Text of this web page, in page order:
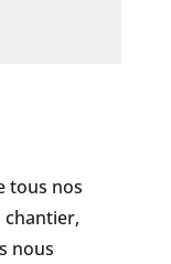
tous nos
chantier,
nous